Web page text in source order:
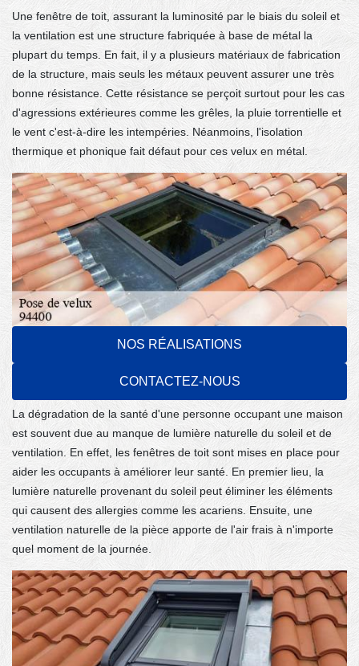
NOS RÉALISATIONS
CONTACTEZ-NOUS
Une fenêtre de toit, assurant la luminosité par le biais du soleil et
la ventilation est une structure fabriquée à base de métal la
plupart du temps. En fait, il y a plusieurs matériaux de fabrication
de la structure, mais seuls les métaux peuvent assurer une très
bonne résistance. Cette résistance se perçoit surtout pour les cas
d'agressions extérieures comme les grêles, la pluie torrentielle et
le vent c'est-à-dire les intempéries. Néanmoins, l'isolation
thermique et phonique fait défaut pour ces velux en métal.
La luminosité apportée par les fenêtres de
toit : l'assurance d'une meilleure santé
dans la ville de Vitry Sur Seine
La dégradation de la santé d'une personne occupant une maison
est souvent due au manque de lumière naturelle du soleil et de
ventilation. En effet, les fenêtres de toit sont mises en place pour
aider les occupants à améliorer leur santé. En premier lieu, la
lumière naturelle provenant du soleil peut éliminer les éléments
qui causent des allergies comme les acariens. Ensuite, une
ventilation naturelle de la pièce apporte de l'air frais à n'importe
quel moment de la journée.